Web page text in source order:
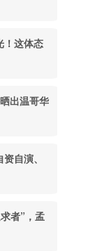
！这体态
出温哥华
自演、
者”，孟